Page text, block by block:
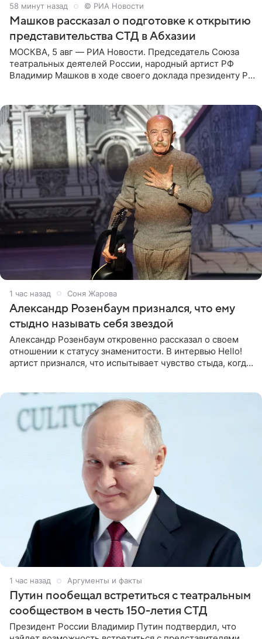
58 минут назад © РИА Новости
Машков рассказал о подготовке к открытию
представительства СТД в Абхазии
МОСКВА, 5 авг — РИА Новости. Председатель Союза
театральных деятелей России, народный артист РФ
Владимир Машков в ходе своего доклада президенту РФ
1 час назад Соня Жарова
Александр Розенбаум признался, что ему
стыдно называть себя звездой
Александр Розенбаум откровенно рассказал о своем
отношении к статусу знаменитости. В интервью Hello!
артист признался, что испытывает чувство стыда, когда
1 час назад Аргументы и факты
Путин пообещал встретиться с театральным
сообществом в честь 150-летия СТД
Президент России Владимир Путин подтвердил, что